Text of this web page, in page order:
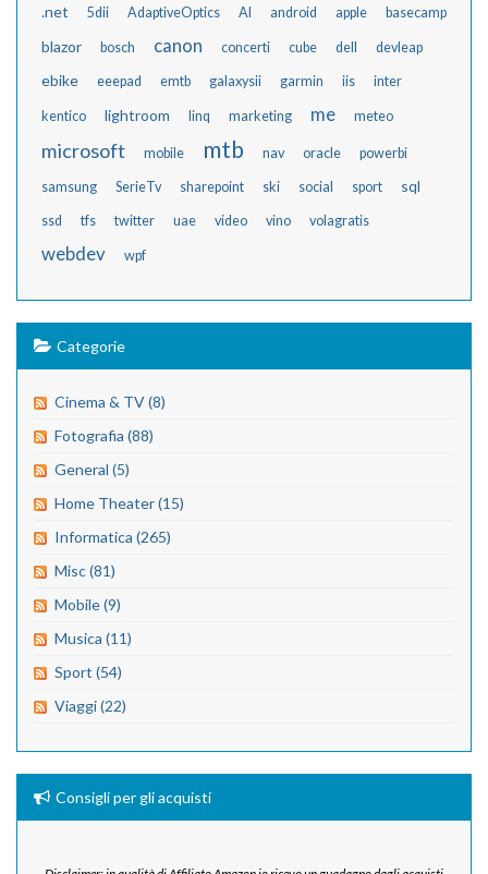
.net 5dii AdaptiveOptics AI android apple basecamp
blazor bosch canon concerti cube dell devleap
ebike eeepad emtb galaxysii garmin iis inter
kentico lightroom linq marketing me meteo
microsoft mobile mtb nav oracle powerbi
samsung SerieTv sharepoint ski social sport sql
ssd tfs twitter uae video vino volagratis
webdev wpf
Categorie
Cinema & TV (8)
Fotografia (88)
General (5)
Home Theater (15)
Informatica (265)
Misc (81)
Mobile (9)
Musica (11)
Sport (54)
Viaggi (22)
Consigli per gli acquisti